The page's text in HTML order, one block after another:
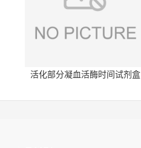
活化部分凝血活酶时间试剂盒